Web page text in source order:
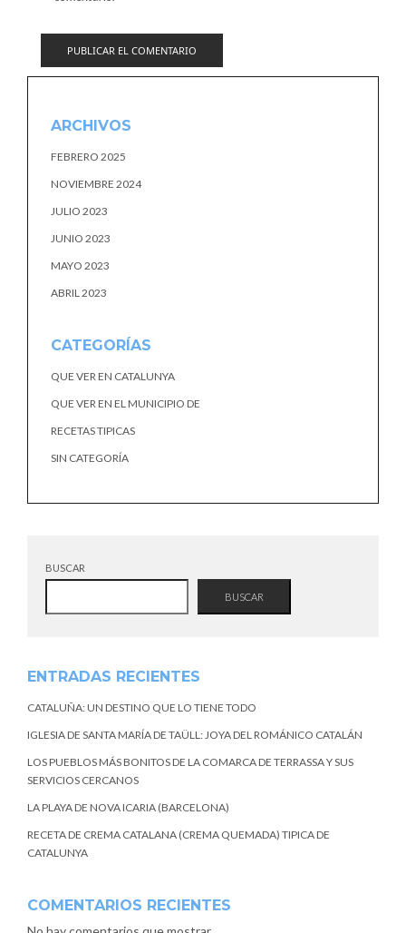
ARCHIVOS
FEBRERO 2025
NOVIEMBRE 2024
JULIO 2023
JUNIO 2023
MAYO 2023
ABRIL 2023
CATEGORÍAS
QUE VER EN CATALUNYA
QUE VER EN EL MUNICIPIO DE
RECETAS TIPICAS
SIN CATEGORÍA
BUSCAR
BUSCAR
ENTRADAS RECIENTES
CATALUÑA: UN DESTINO QUE LO TIENE TODO
IGLESIA DE SANTA MARÍA DE TAÜLL: JOYA DEL ROMÁNICO CATALÁN
LOS PUEBLOS MÁS BONITOS DE LA COMARCA DE TERRASSA Y SUS
SERVICIOS CERCANOS
LA PLAYA DE NOVA ICARIA (BARCELONA)
RECETA DE CREMA CATALANA (CREMA QUEMADA) TIPICA DE
CATALUNYA
COMENTARIOS RECIENTES